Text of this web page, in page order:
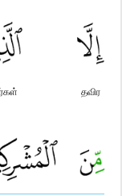
நோவினை தரும்
தவிர